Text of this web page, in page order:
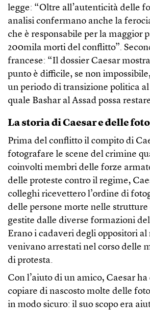
legge: “Oltre all’autenticità delle
analisi confermano anche la
che è responsabile per la maggior
200mila morti del conflitto”.
francese: “Il dossier Caesar
punto è difficile, se non
un periodo di transizione politica
quale Bashar al Assad possa
La storia di Caesar e delle
Prima del conflitto il compito di
fotografare le scene del crimine
coinvolti membri delle forze
delle proteste contro il regime,
colleghi ricevettero l’ordine di
delle persone morte nelle
gestite dalle diverse formazioni
Erano i cadaveri degli oppositori al
venivano arrestati nel corso delle
di protesta.
Con l’aiuto di un amico, Caesar
copiare di nascosto molte delle
in modo sicuro: il suo scopo era